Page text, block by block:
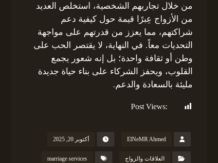
من خلال تجاربهم الشخصية، استخلص العديد
من الأزواج عِبرًا قيمة حول كيفية دعم
شراكتهم، مما يعزز من قدرتهم على مواجهة
التحديات معاً. في النهاية، لا يقتصر الحب على
وطن أو ثقافة واحدة؛ بل إنه شعور يجمع
القلوب، ويحفز الشركاء على بناء حياة جديدة
مليئة بالسعادة والدعم.
Post Views:
ElNeMR Ahmed أكتوبر 20, 2025
العلاقات والزواج marriage services